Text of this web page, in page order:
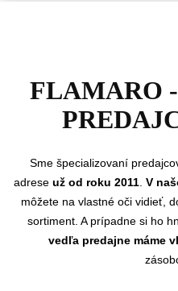
FLAMARO
Sme špecializovaní
adrese už od roku 2011 V
môžete na vlastné oči vidieť,
sortiment. A prípadne si ho
vedľa predajne máme